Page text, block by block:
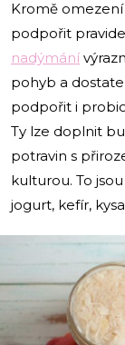
Kromě
podpořit
nadýmání
pohyb a
podpořit i
Ty lze doplnit
potravin s
kulturou. To
jogurt, kefír,